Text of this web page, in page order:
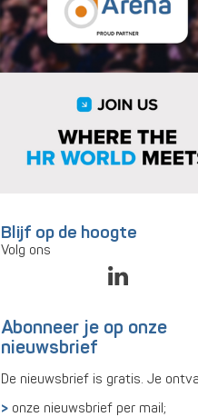
Blijf op de hoogte
Volg ons
Abonneer je op onze
nieuwsbrief
De nieuwsbrief is gratis. Je
onze nieuwsbrief per mail;